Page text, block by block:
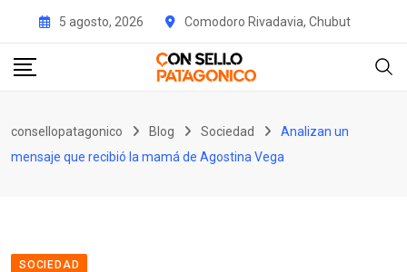
content
5 agosto, 2026 Comodoro Rivadavia, Chubut
consellopatagonico Blog Sociedad
Analizan un
mensaje que recibió la mamá de Agostina Vega
SOCIEDAD